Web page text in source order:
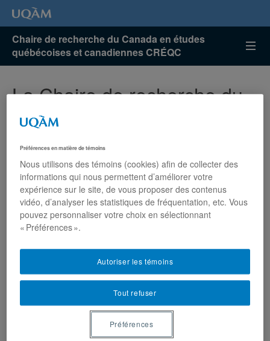
Chaire de recherche du Canada en études
québécoises et canadiennes CRÉQC
La Chaire de recherche du
Canada en études
québécoises et
canadiennes (CREQC) de
l’UQAM souligne deux
décennies de formation et
de production scientifiques
Préférences en matière de témoins
Nous utilisons des témoins (cookies) afin de collecter des
informations qui nous permettent d’améliorer votre
expérience sur le site, de vous proposer des contenus
vidéo, d’analyser les statistiques de fréquentation, etc. Vous
pouvez personnaliser votre choix en sélectionnant
« Préférences ».
Tout refuser
Autoriser les témoins
Préférences